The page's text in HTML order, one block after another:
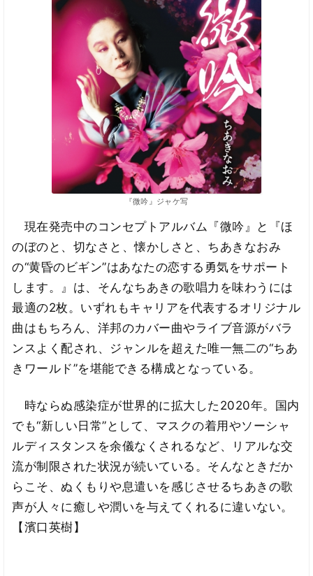
『微吟』ジャケ写
現在発売中のコンセプトアルバム『微吟』と『ほ
のぼのと、切なさと、懐かしさと、ちあきなおみ
の“黄昏のビギン”はあなたの恋する勇気をサポート
します。』は、そんなちあきの歌唱力を味わうには
最適の2枚。いずれもキャリアを代表するオリジナル
曲はもちろん、洋邦のカバー曲やライブ音源がバラ
ンスよく配され、ジャンルを超えた唯一無二の“ちあ
きワールド”を堪能できる構成となっている。
時ならぬ感染症が世界的に拡大した2020年。国内
でも“新しい日常”として、マスクの着用やソーシャ
ルディスタンスを余儀なくされるなど、リアルな交
流が制限された状況が続いている。そんなときだか
らこそ、ぬくもりや息遣いを感じさせるちあきの歌
声が人々に癒しや潤いを与えてくれるに違いない。
【濱口英樹】